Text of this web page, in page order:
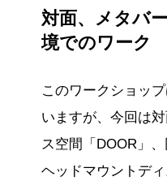
対面、メタバ
境でのワーク
このワークショッ
いますが、今回は
ス空間「DOOR」
ヘッドマウントデ